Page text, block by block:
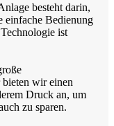
besteht darin,
einfache Bedienung
ist
wir einen
Druck an, um
zu sparen.